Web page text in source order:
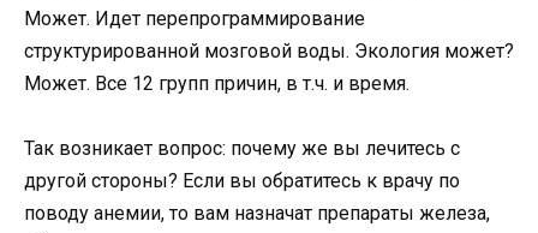
Может. Идет перепрограммирование
структурированной мозговой воды. Экология может?
Может. Все 12 групп причин, в т.ч. и время.
Так возникает вопрос: почему же вы лечитесь с
другой стороны? Если вы обратитесь к врачу по
поводу анемии, то вам назначат препараты железа,